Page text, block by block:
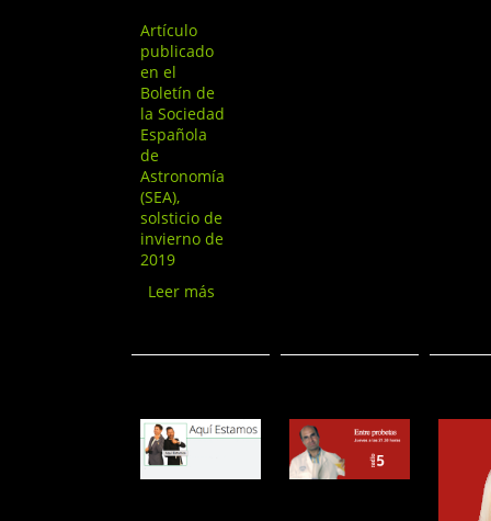
Artículo
publicado
en el
Boletín de
la Sociedad
Española
de
Astronomía
(SEA),
solsticio de
invierno de
2019
Leer más
inclusiva